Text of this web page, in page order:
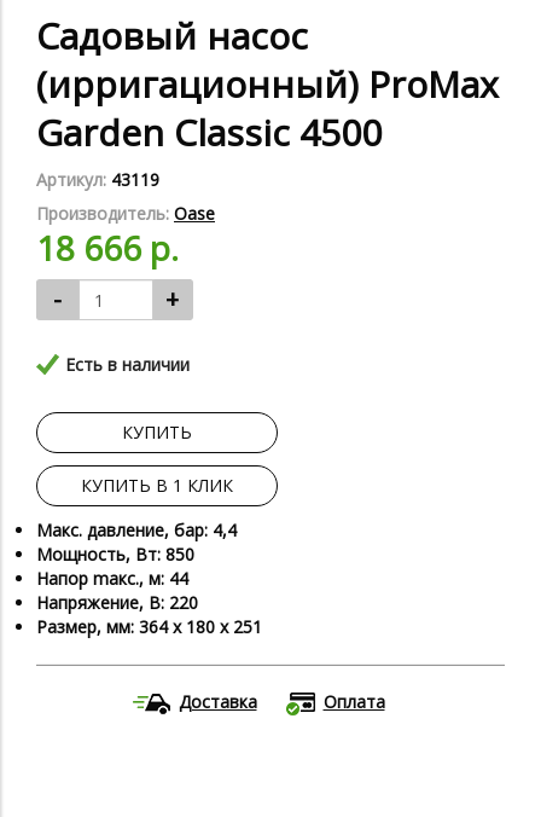
Садовый насос
(ирригационный) ProMax
Garden Classic 4500
Артикул: 43119
Производитель: Oase
18 666 р.
- +
Есть в наличии
КУПИТЬ
КУПИТЬ В 1 КЛИК
Макс. давление, бар: 4,4
Мощность, Вт: 850
Напор maкс., м: 44
Напряжение, В: 220
Размер, мм: 364 х 180 х 251
Доставка Оплата